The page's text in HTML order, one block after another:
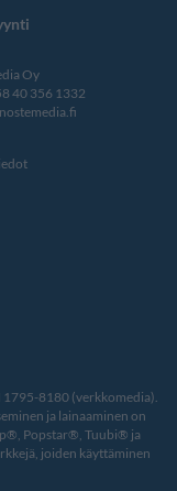
Oy
40 356 1332
1795-8180 (verkkomedia).
ja lainaaminen on
Popstar®, Tuubi® ja
joiden käyttäminen